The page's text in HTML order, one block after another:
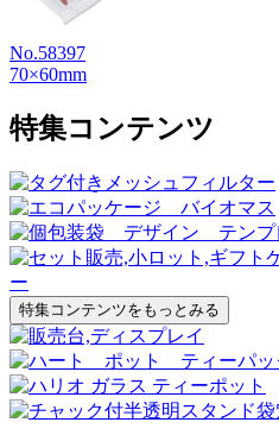
No.58397
70×60mm
特集コンテンツ
特集コンテンツをもっとみる